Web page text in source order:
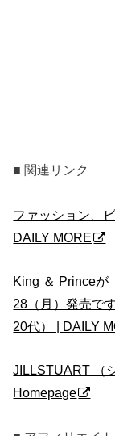
■ 関連リンク
ファッション、
DAILY MORE
King ＆ Princeが
28（月）発売で
20代） | DAILY
JILLSTUART （
Homepage